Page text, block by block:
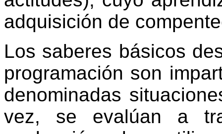
adquisición de
Los saberes básicos
programación son
denominadas
vez, se evalúan a